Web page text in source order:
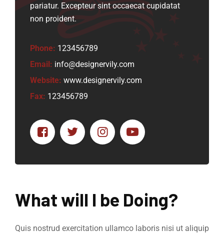
pariatur. Excepteur sint occaecat cupidatat
non proident.
Phone: 123456789
Email: info@designervily.com
Website: www.designervily.com
Fax: 123456789
What will I be Doing?
Quis nostrud exercitation ullamco laboris nisi ut aliquip